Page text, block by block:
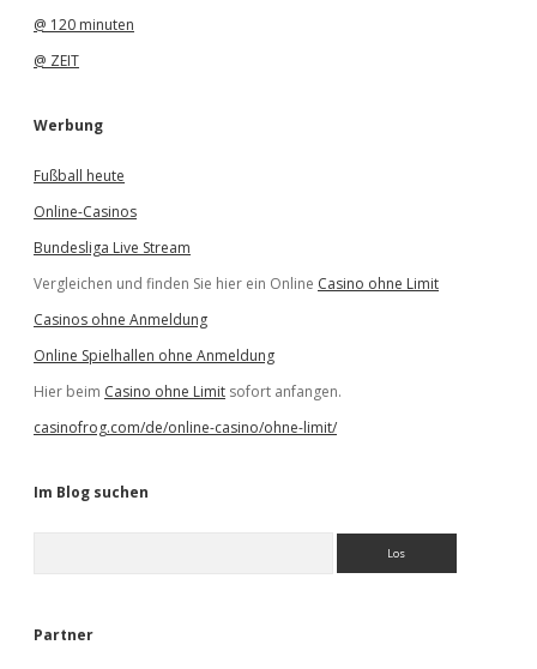
@ 120 minuten
@ ZEIT
Werbung
Fußball heute
Online-Casinos
Bundesliga Live Stream
Vergleichen und finden Sie hier ein Online Casino ohne Limit
Casinos ohne Anmeldung
Online Spielhallen ohne Anmeldung
Hier beim Casino ohne Limit sofort anfangen.
casinofrog.com/de/online-casino/ohne-limit/
Im Blog suchen
e
Partner